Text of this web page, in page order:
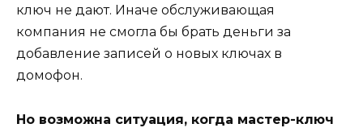
ключ не дают. Иначе обслуживающая
компания не смогла бы брать деньги за
добавление записей о новых ключах в
домофон.
Но возможна ситуация, когда мастер-ключ